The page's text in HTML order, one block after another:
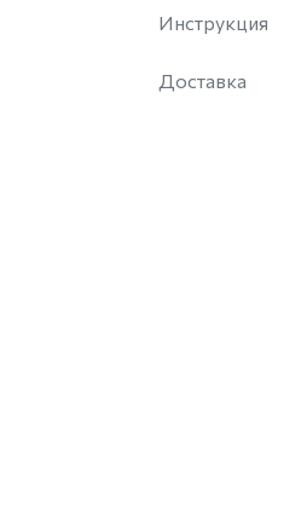
Инструкция
Доставка